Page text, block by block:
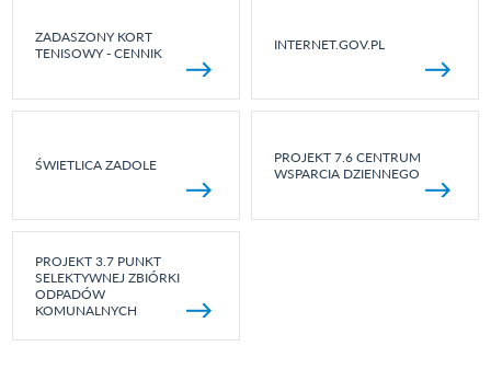
ZADASZONY KORT
TENISOWY - CENNIK
INTERNET.GOV.PL
ŚWIETLICA ZADOLE
PROJEKT 7.6 CENTRUM
WSPARCIA DZIENNEGO
PROJEKT 3.7 PUNKT
SELEKTYWNEJ ZBIÓRKI
ODPADÓW
KOMUNALNYCH